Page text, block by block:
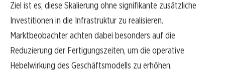
Ziel ist es, diese Skalierung ohne signifikante zusätzliche
Investitionen in die Infrastruktur zu realisieren.
Marktbeobachter achten dabei besonders auf die
Reduzierung der Fertigungszeiten, um die operative
Hebelwirkung des Geschäftsmodells zu erhöhen.